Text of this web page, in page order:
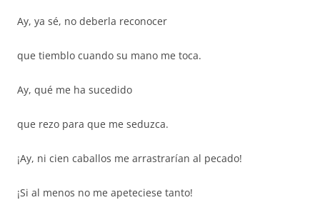
Ay, ya sé, no deberla reconocer
que tiemblo cuando su mano me toca.
Ay, qué me ha sucedido
que rezo para que me seduzca.
¡Ay, ni cien caballos me arrastrarían al pecado!
¡Si al menos no me apeteciese tanto!